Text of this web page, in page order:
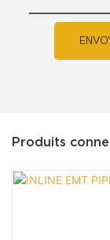
Produits